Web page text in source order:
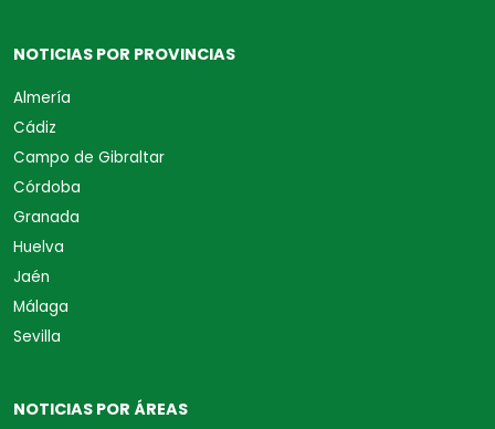
NOTICIAS POR PROVINCIAS
Almería
Cádiz
Campo de Gibraltar
Córdoba
Granada
Huelva
Jaén
Málaga
Sevilla
NOTICIAS POR ÁREAS